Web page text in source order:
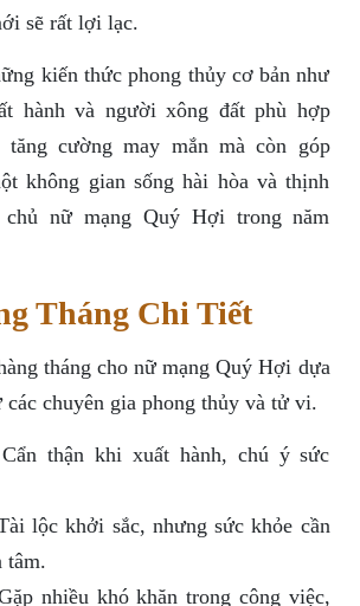
sẽ rất lợi lạc.
kiến thức phong thủy cơ bản như
hành và người xông đất phù hợp
cường may mắn mà còn góp
không gian sống hài hòa và thịnh
nữ mạng Quý Hợi trong năm
Tháng Chi Tiết
tháng cho nữ mạng Quý Hợi dựa
các chuyên gia phong thủy và tử vi.
thận khi xuất hành, chú ý sức
lộc khởi sắc, nhưng sức khỏe cần
tâm.
nhiều khó khăn trong công việc,